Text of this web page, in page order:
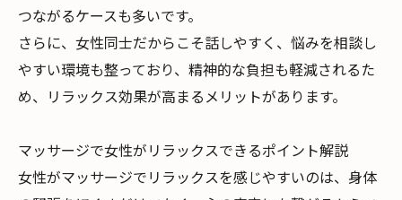
つながるケースも多いです。
さらに、女性同士だからこそ話しやすく、悩みを相談し
やすい環境も整っており、精神的な負担も軽減されるた
め、リラックス効果が高まるメリットがあります。
マッサージで女性がリラックスできるポイント解説
女性がマッサージでリラックスを感じやすいのは、身体